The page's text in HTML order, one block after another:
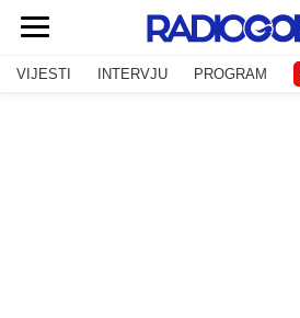
VIJESTI INTERVJU PROGRAM